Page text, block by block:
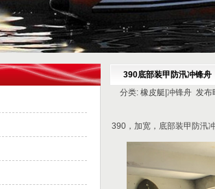
390底部装甲防汛冲锋舟
分类: 橡皮艇|冲锋舟 发
390，加宽，底部装甲防汛